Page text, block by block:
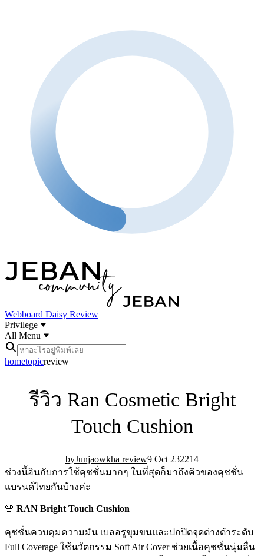
Webboard Daisy Review
Privilege
All Menu
hometopicreview
รีวิว Ran Cosmetic Bright
Touch Cushion
Junjaowkha review9 Oct 232214
ช่วงนี้อินกับการใช้คุชชั่นมากๆ ในที่สุดก็มาถึงคิวของคุชชั่น
แบรนด์ไทยกันบ้างค่ะ
🌸 RAN Bright Touch Cushion
คุชชั่นควบคุมความมัน เบลอรูขุมขนและปกปิดจุดด่างดำระดับ
Full Coverage ใช้นวัตกรรม Soft Air Cover ช่วยเนื้อคุชชั่นนุ่มลื่น